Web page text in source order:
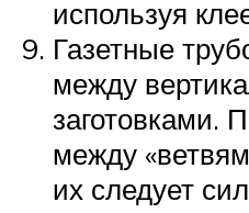
используя
Газетные
между
заготовками.
между
их следует